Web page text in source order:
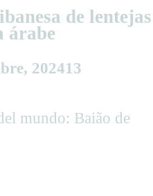
de lentejas
árabe
202413